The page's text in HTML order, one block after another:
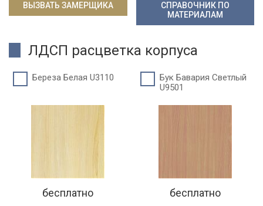
ВЫЗВАТЬ ЗАМЕРЩИКА
СПРАВОЧНИК ПО
МАТЕРИАЛАМ
ЛДСП расцветка корпуса
Береза Белая U3110
бесплатно
Бук Бавария Светлый
U9501
бесплатно